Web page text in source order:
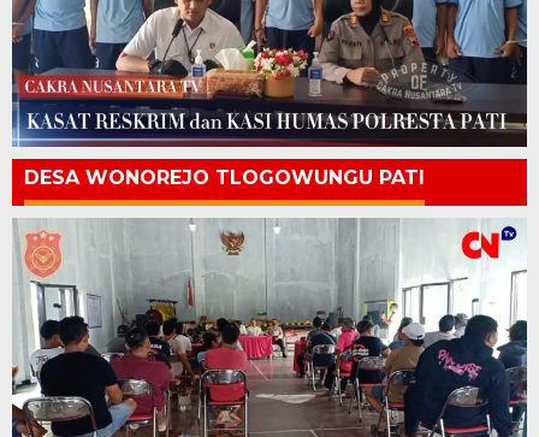
DESA WONOREJO TLOGOWUNGU PATI